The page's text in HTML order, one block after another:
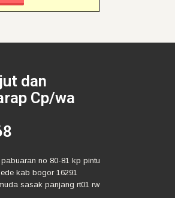
dan
Cp/wa
no 80-81 kp pintu
kab bogor 16291
sasak panjang rt01 rw